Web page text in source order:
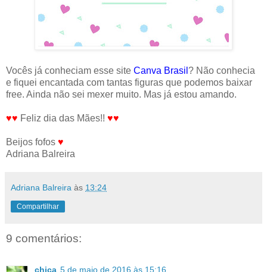
Vocês já conheciam esse site Canva Brasil ? Não conhecia
e fiquei encantada com tantas figuras que podemos baixar
free. Ainda não sei mexer muito. Mas já estou amando.
♥♥ Feliz dia das Mães!! ♥♥
Beijos fofos ♥
Adriana Balreira
Adriana Balreira às 13:24
Compartilhar
9 comentários:
chica 5 de maio de 2016 às 15:16